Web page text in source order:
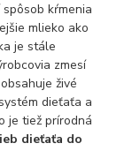
L.O.L. OMG Bábiky
kŕmenia
mlieko ako
je stále
zmesí
živé
dieťaťa a
je tiež prírodná
dieťaťa do